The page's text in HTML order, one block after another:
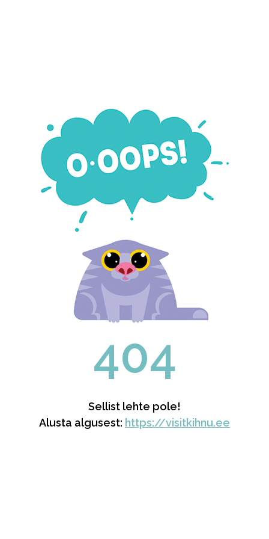
404
Sellist lehte pole!
Alusta algusest: https://visitkihnu.ee